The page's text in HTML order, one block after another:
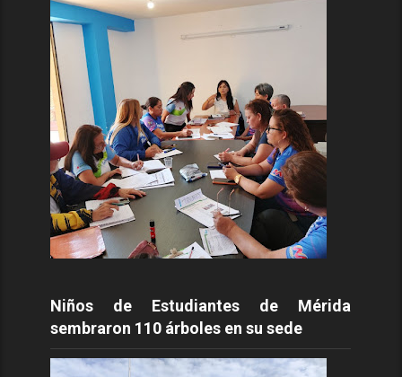
Niños de Estudiantes de Mérida
sembraron 110 árboles en su sede